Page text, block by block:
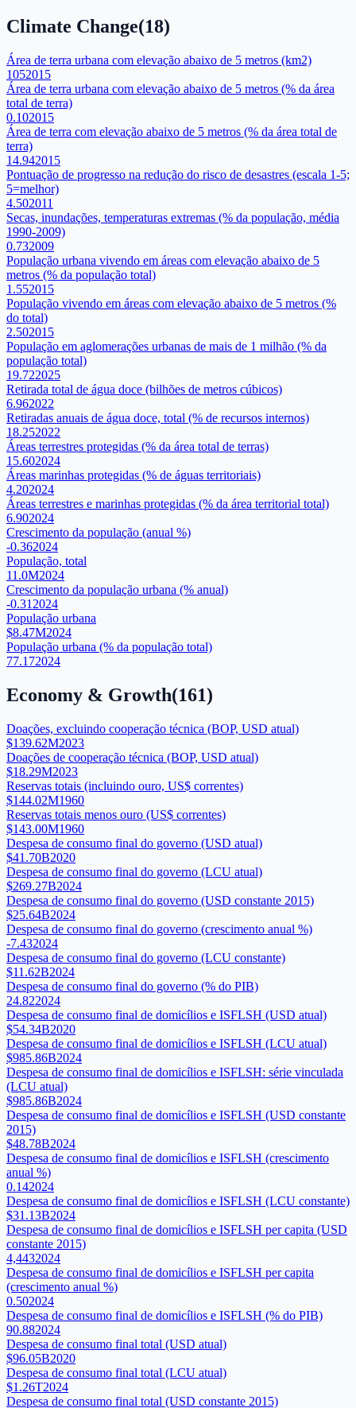
Climate Change(18)
Área de terra urbana com elevação abaixo de 5 metros (km2)
1052015
Área de terra urbana com elevação abaixo de 5 metros (% da área
total de terra)
0.102015
Área de terra com elevação abaixo de 5 metros (% da área total de
terra)
14.942015
Pontuação de progresso na redução do risco de desastres (escala 1-5;
5=melhor)
4.502011
Secas, inundações, temperaturas extremas (% da população, média
1990-2009)
0.732009
População urbana vivendo em áreas com elevação abaixo de 5
metros (% da população total)
1.552015
População vivendo em áreas com elevação abaixo de 5 metros (%
do total)
2.502015
População em aglomerações urbanas de mais de 1 milhão (% da
população total)
19.722025
Retirada total de água doce (bilhões de metros cúbicos)
6.962022
Retiradas anuais de água doce, total (% de recursos internos)
18.252022
Áreas terrestres protegidas (% da área total de terras)
15.602024
Áreas marinhas protegidas (% de águas territoriais)
4.202024
Áreas terrestres e marinhas protegidas (% da área territorial total)
6.902024
Crescimento da população (anual %)
-0.362024
População, total
11.0M2024
Crescimento da população urbana (% anual)
-0.31 2024
População urbana
$8.47M2024
População urbana (% da população total)
77.172024
Economy & Growth(161)
Doações, excluindo cooperação técnica (BOP, USD atual)
$139.62M2023
Doações de cooperação técnica (BOP, USD atual)
$18.29M2023
Reservas totais (incluindo ouro, US$ correntes)
$144.02M1960
Reservas totais menos ouro (US$ correntes)
$143.00M1960
Despesa de consumo final do governo (USD atual)
$41.70B2020
Despesa de consumo final do governo (LCU atual)
$269.27B2024
Despesa de consumo final do governo (USD constante 2015)
$25.64B2024
Despesa de consumo final do governo (crescimento anual %)
-7.432024
Despesa de consumo final do governo (LCU constante)
$11.62B2024
Despesa de consumo final do governo (% do PIB)
24.822024
Despesa de consumo final de domicílios e ISFLSH (USD atual)
$54.34B2020
Despesa de consumo final de domicílios e ISFLSH (LCU atual)
$985.86B2024
Despesa de consumo final de domicílios e ISFLSH: série vinculada
(LCU atual)
$985.86B2024
Despesa de consumo final de domicílios e ISFLSH (USD constante
2015)
$48.78B2024
Despesa de consumo final de domicílios e ISFLSH (crescimento
anual %)
0.142024
Despesa de consumo final de domicílios e ISFLSH (LCU constante)
$31.13B2024
Despesa de consumo final de domicílios e ISFLSH per capita (USD
constante 2015)
4,4432024
Despesa de consumo final de domicílios e ISFLSH per capita
(crescimento anual %)
0.502024
Despesa de consumo final de domicílios e ISFLSH (% do PIB)
90.882024
Despesa de consumo final total (USD atual)
$96.05B2020
Despesa de consumo final total (LCU atual)
$1.26T2024
Despesa de consumo final total (USD constante 2015)